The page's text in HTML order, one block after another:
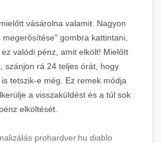
vásárolna valamit. Nagyon
gombra kattintani,
valódi pénz, amit elkölt! Mielőtt
szánjon rá 24 teljes órát, hogy
tetszik-e még. Ez remek módja
a visszaküldést és a túl sok
pénz elköltését.
prohardver.hu diablo